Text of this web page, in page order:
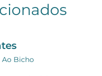
Bicho